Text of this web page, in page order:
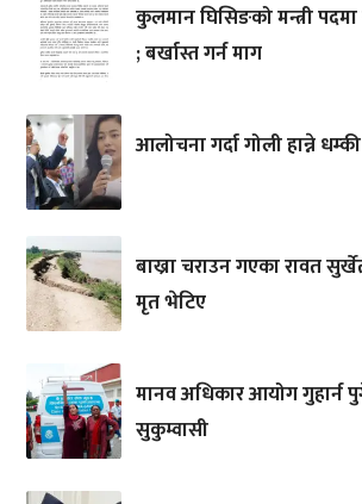
कुलमान घिसिङको मन्त्री
; बर्खास्त गर्न माग
आलोचना गर्दा गोली हान्ने
बाख्रा चराउन गएका रावत
मृत भेटिए
मानव अधिकार आयोग गुहार्न
सुकुम्वासी